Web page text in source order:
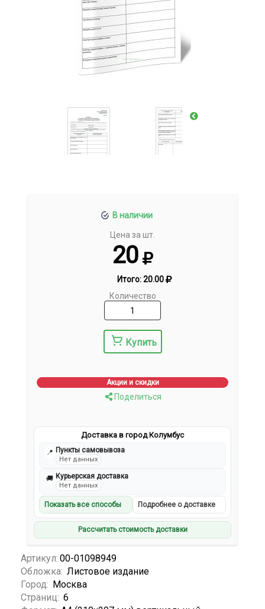
В наличии
Цена за шт.
20
Итого:20.00
Количество
Купить
Акции и скидки
Поделиться
Доставка в город Колумбус
📍 Пункты самовывоза
Нет данных
🚚 Курьерская доставка
Нет данных
Показать все способы Подробнее о доставке
Рассчитать стоимость доставки
Артикул: 00-01098949
Обложка: Листовое издание
Город: Москва
Страниц: 6